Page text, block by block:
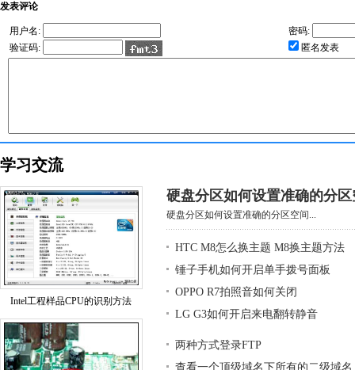
发表评论
用户名:
密码:
验证码:
匿名发表
学习交流
Intel工程样品CPU的识别方法
硬盘分区如何设置准确的分区
硬盘分区如何设置准确的分区空间...
HTC M8怎么换主题 M8换主题方法
锤子手机如何开启单手拨号面板
OPPO R7拍照音如何关闭
LG G3如何开启来电翻转静音
两种方式登录FTP
查看一个顶级域名下所有的二级域名